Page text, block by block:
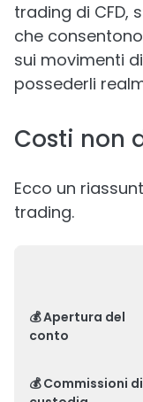
trading di CFD,
che
sui movimenti
possederli
Costi non
Ecco un
trading.
💰 Apertura del
conto
💰 Commissioni di